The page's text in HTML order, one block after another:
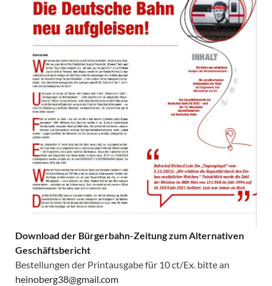
Download der Bürgerbahn-Zeitung zum Alternativen
Geschäftsbericht
Bestellungen der Printausgabe für 10 ct/Ex. bitte an
heinoberg38@gmail.com